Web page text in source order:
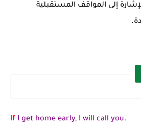
إلى المواقف المستقبلية
If I get home early, I will call you.